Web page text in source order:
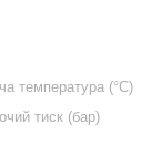
температура (°С)
тиск (бар)